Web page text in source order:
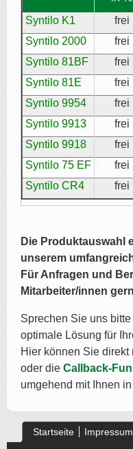
Syntilo K1
frei
Syntilo 2000 frei
Syntilo 81BF frei
Syntilo 81E frei
Syntilo 9954 frei
Syntilo 9913 frei
Syntilo 9918 frei
Syntilo 75 EF frei
Syntilo CR4 frei
Die Produktauswahl
unserem
Für Anfragen und
Mitarbeiter/innen
Sprechen Sie uns
optimale Lösung für
Hier können Sie direkt
oder die Callback-
umgehend mit Ihnen
Startseite Impressum